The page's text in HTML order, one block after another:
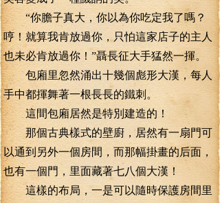
“你膽子真大，你以為你吃定我了嗎？
哼！就算我肯放過你，只怕這家店子的主人
也未必肯放過你！”聶長征大手猛然一揮。
包廂里忽然涌出十幾個彪形大漢，每人
手中都揮舞著一根長長的鐵刺。
這間包廂居然是特別建造的！
那個古典樣式的壁廚，居然有一扇門可
以通到另外一個房間，而那幅掛畫的后面，
也有一個門，里面藏著七八個大漢！
這樣的布局，一是可以隨時保護房間里